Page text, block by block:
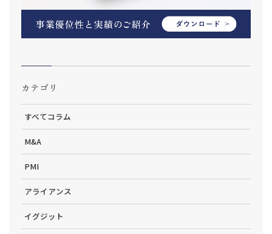
カテゴリ
すべてコラム
M&A
PMI
アライアンス
イグジット